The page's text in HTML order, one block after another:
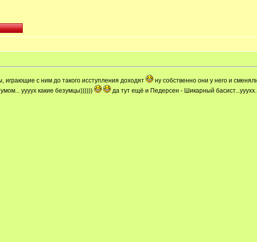
играющие с ним до такого исступления доходят ну собственно они у него и
уууух какие безумцы))))))
да тут ещё и Педерсен - Шикарный